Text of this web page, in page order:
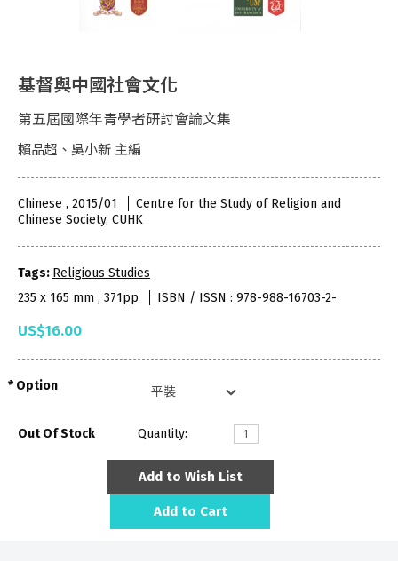
基督與中國社會文化
第五屆國際年青學者研討會論文集
賴品超、吳小新 主編
Chinese , 2015/01
Centre for the Study of Religion and
Chinese Society, CUHK
Tags: Religious Studies
235 x 165 mm , 371pp
ISBN / ISSN : 978-988-16703-2-
US$16.00
Option
Out Of Stock Quantity:
Add to Wish List
Add to Cart